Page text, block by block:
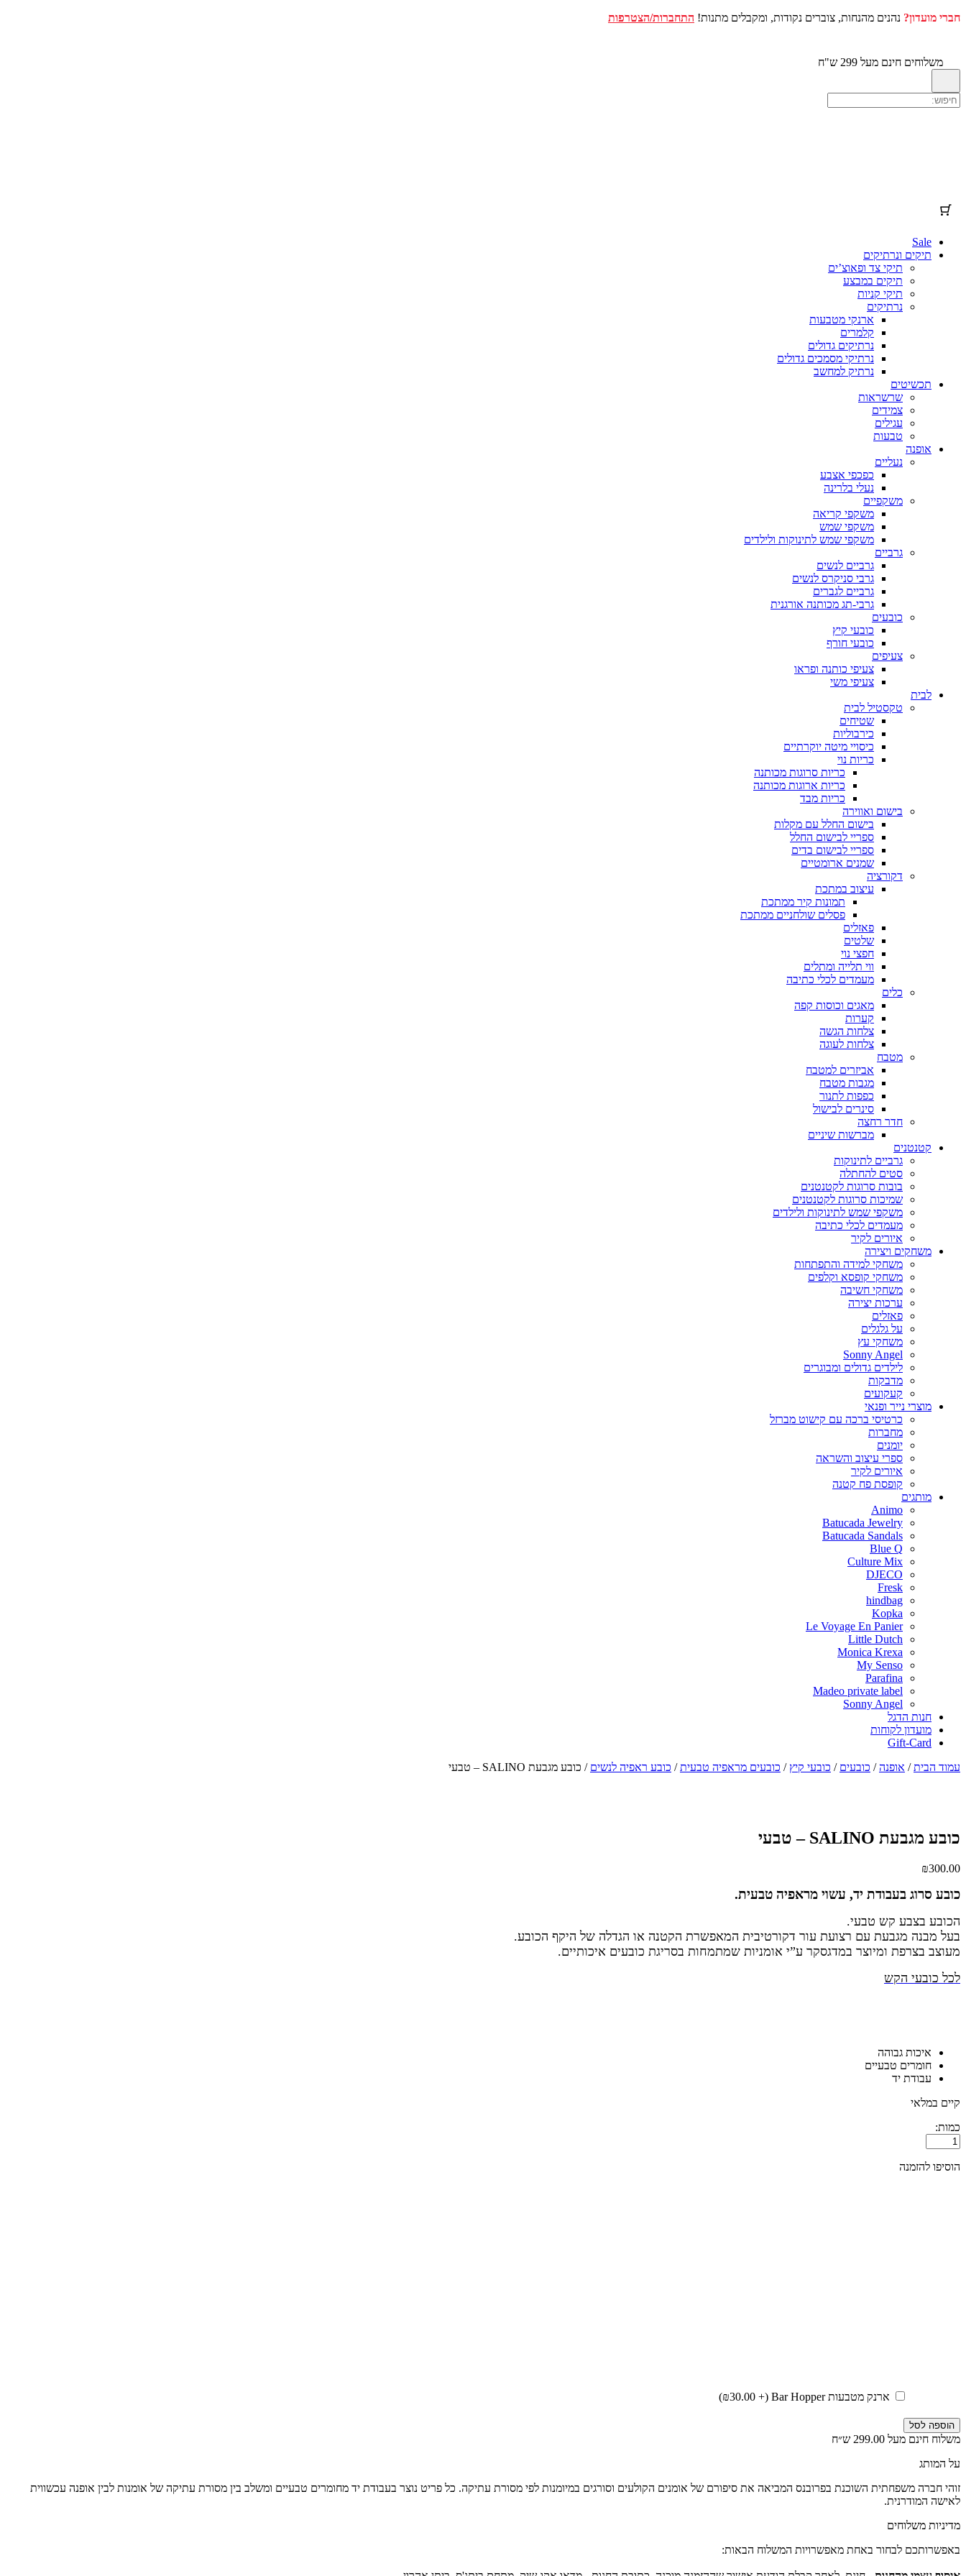
חברי מועדון? נהנים מהנחות, צוברים נקודות, ומקבלים מתנות! התחברות/הצטרפות
משלוחים חינם מעל 299 ש"ח
Sale
תיקים ונרתיקים
תיקי צד ופאוצ’ים
תיקים במבצע
תיקי קניות
נרתיקים
ארנקי מטבעות
קלמרים
נרתיקים גדולים
נרתיקי מסמכים גדולים
נרתיק למחשב
תכשיטים
שרשראות
צמידים
עגילים
טבעות
אופנה
נעליים
כפכפי אצבע
נעלי בלרינה
משקפיים
משקפי קריאה
משקפי שמש
משקפי שמש לתינוקות ולילדים
גרביים
גרביים לנשים
גרבי סניקרס לנשים
גרביים לגברים
גרבי-תג מכותנה אורגנית
כובעים
כובעי קיץ
כובעי חורף
צעיפים
צעיפי כותנה ופראו
צעיפי משי
לבית
טקסטיל לבית
שטיחים
כירבוליות
כיסויי מיטה יוקרתיים
כריות נוי
כריות סרוגות מכותנה
כריות ארוגות מכותנה
כריות מבד
בישום ואווירה
בישום החלל עם מקלות
ספריי לבישום החלל
ספריי לבישום בדים
שמנים ארומטיים
דקורציה
עיצוב במתכת
תמונות קיר ממתכת
פסלים שולחניים ממתכת
פאזלים
שלטים
חפצי נוי
ווי תלייה ומתלים
מעמדים לכלי כתיבה
כלים
מאגים וכוסות קפה
קערות
צלחות הגשה
צלחות לעוגה
מטבח
אביזרים למטבח
מגבות מטבח
כפפות לתנור
סינרים לבישול
חדר רחצה
מברשות שיניים
קטנטנים
גרביים לתינוקות
סטים להחתלה
בובות סרוגות לקטנטנים
שמיכות סרוגות לקטנטנים
משקפי שמש לתינוקות ולילדים
מעמדים לכלי כתיבה
איורים לקיר
משחקים ויצירה
משחקי למידה והתפתחות
משחקי קופסא וקלפים
משחקי חשיבה
ערכות יצירה
פאזלים
על גלגלים
משחקי עץ
Sonny Angel
לילדים גדולים ומבוגרים
מדבקות
קעקועים
מוצרי נייר ופנאי
כרטיסי ברכה עם קישוט מברזל
מחברות
יומנים
ספרי עיצוב והשראה
איורים לקיר
קופסת פח קטנה
מותגים
Animo
Batucada Jewelry
Batucada Sandals
Blue Q
Culture Mix
DJECO
Fresk
hindbag
Kopka
Le Voyage En Panier
Little Dutch
Monica Krexa
My Senso
Parafina
Madeo private label
Sonny Angel
חנות הדגל
מועדון לקוחות
Gift-Card
עמוד הבית/ אופנה/ כובעים / כובעי קיץ / כובעים מראפיה טבעית/ כובע ראפיה לנשים / כובע מגבעת SALINO – טבעי
כובע מגבעת SALINO – טבעי
₪300.00
כובע סרוג בעבודת יד, עשוי מראפיה טבעית.
הכובע בצבע קש טבעי.
בעל מבנה מגבעת עם רצועת עור דקורטיבית המאפשרת הקטנה או הגדלה של היקף הכובע.
מעוצב בצרפת ומיוצר במדגסקר ע”י אומניות שמתמחות בסריגת כובעים איכותיים.
לכל כובעי הקש
איכות גבוהה
חומרים טבעיים
עבודת יד
קיים במלאי
כמות:
כמות
של
כובע
הוסיפו להזמנה
ארנק מטבעות Bar Hopper (+ ₪30.00
)
הוספה לסל
משלוח חינם מעל 299.00 ש״ח
על המותג
זוהי חברה משפחתית השוכנת בפרובנס המביאה את סיפורם של אומנים הקולעים וסורגים במיומנות לפי מסורת עתיקה. כל פריט נוצר בעבודת יד מחומרים טבעיים ומשלב בין מסורת עתיקה של אומנות לבין אופנה עכשווית
לאישה המודרנית.
מדיניות משלוחים
באפשרותכם לבחור באחת מאפשרויות המשלוח הבאות: